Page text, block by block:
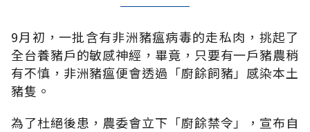
9月初，一批含有非洲豬瘟病毒的走私肉，挑起了
全台養豬戶的敏感神經，畢竟，只要有一戶豬農稍
有不慎，非洲豬瘟便會透過「廚餘飼豬」感染本土
豬隻。
為了杜絕後患，農委會立下「廚餘禁令」，宣布自